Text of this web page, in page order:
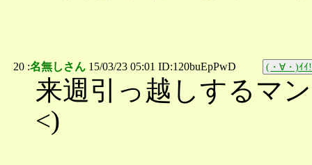
20 :名無しさん 15/03/23 05:01 ID:120buEpPwD (・∀・)ｲｲ
来週引っ越しするマ
<)